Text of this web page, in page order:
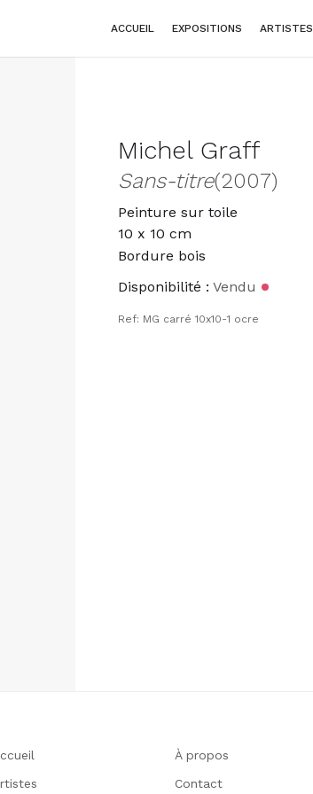
ACCUEIL EXPOSITIONS ARTISTES
Michel Graff
Sans-titre(2007)
Peinture sur toile
10 x 10 cm
Bordure bois
Disponibilité : Vendu
Ref: MG carré 10x10-1 ocre
À propos
Contact